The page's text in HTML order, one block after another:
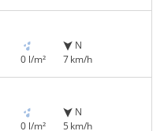
0 l/m²
N
7 km/h
0 l/m²
N
5 km/h